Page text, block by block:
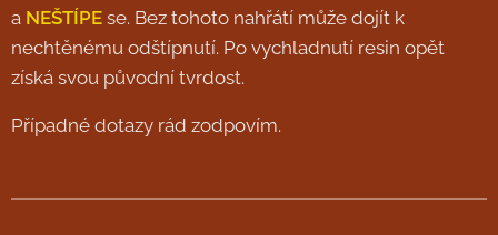
a NEŠTÍPE se. Bez tohoto nahřátí může dojít k
nechtěnému odštípnutí. Po vychladnutí resin opět
získá svou původní tvrdost.
Případné dotazy rád zodpovím.